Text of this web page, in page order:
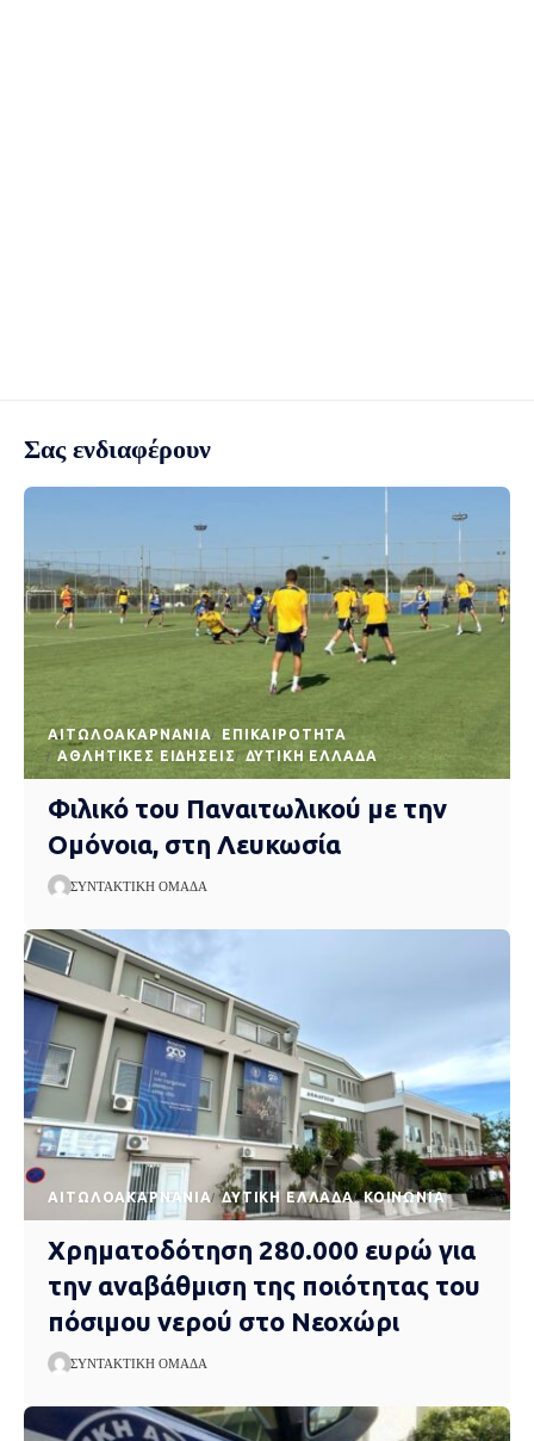
Σας ενδιαφέρουν
AΙΤΩΛΟΑΚΑΡΝΑΝΊΑ
EΠΙΚΑΙΡΌΤΗΤΑ
ΑΘΛΗΤΙΚΈΣ ΕΙΔΉΣΕΙΣ
ΔΥΤΙΚΉ ΕΛΛΆΔΑ
Φιλικό του Παναιτωλικού με την
Ομόνοια, στη Λευκωσία
ΣΥΝΤΑΚΤΙΚΉ ΟΜΆΔΑ
AΙΤΩΛΟΑΚΑΡΝΑΝΊΑ ΔΥΤΙΚΉ ΕΛΛΆΔΑ ΚΟΙΝΩΝΊΑ
Χρηματοδότηση 280.000 ευρώ για
την αναβάθμιση της ποιότητας του
πόσιμου νερού στο Νεοχώρι
ΣΥΝΤΑΚΤΙΚΉ ΟΜΆΔΑ